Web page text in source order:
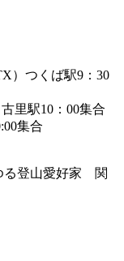
）つくば駅9：30
里駅10：00集合
集合